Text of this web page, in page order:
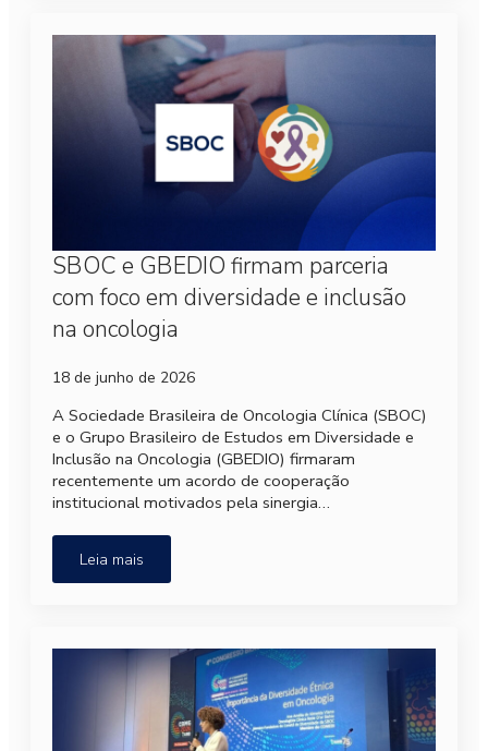
SBOC e GBEDIO firmam parceria
com foco em diversidade e inclusão
na oncologia
18 de junho de 2026
A Sociedade Brasileira de Oncologia Clínica (SBOC)
e o Grupo Brasileiro de Estudos em Diversidade e
Inclusão na Oncologia (GBEDIO) firmaram
recentemente um acordo de cooperação
institucional motivados pela sinergia…
Leia mais